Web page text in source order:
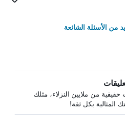
من الأسئلة الشائعة
حقيقية من ملايين النزلاء، مثلك
المثالية بكل ثقة!